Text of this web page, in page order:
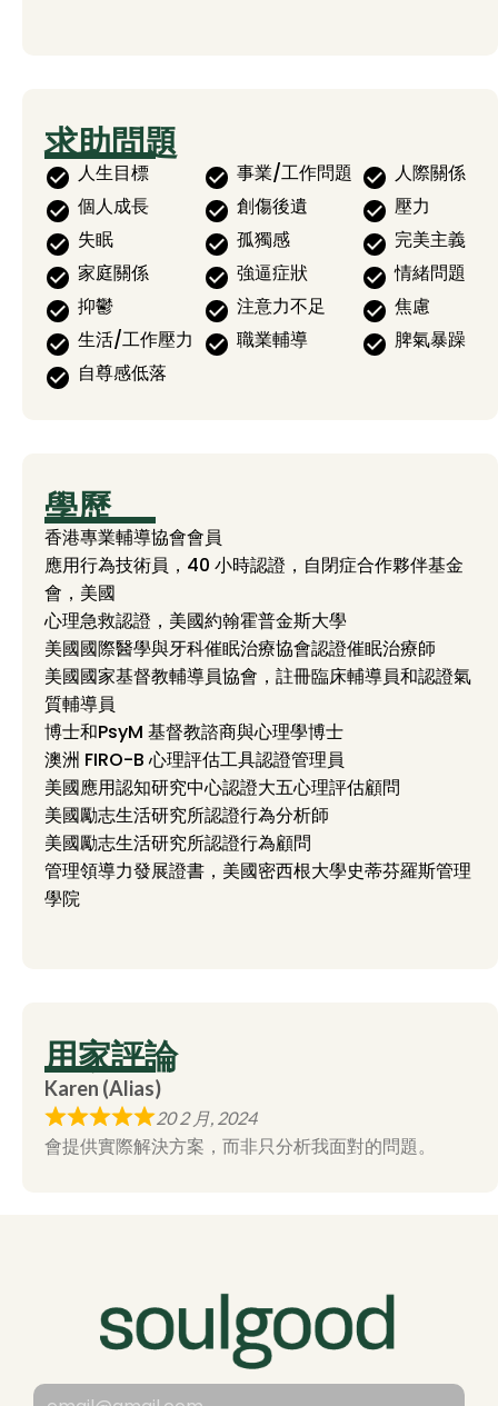
求助問題
人生目標 事業/工作問題
人際關係
個人成長
創傷後遺
壓力
失眠
孤獨感
完美主義
家庭關係
強逼症狀
情緒問題
抑鬱
注意力不足
焦慮
生活/工作壓力
職業輔導
脾氣暴躁
自尊感低落
學歷
香港專業輔導協會會員
應用行為技術員，40 小時認證，自閉症合作夥伴基金
會，美國
心理急救認證，美國約翰霍普金斯大學
美國國際醫學與牙科催眠治療協會認證催眠治療師
美國國家基督教輔導員協會，註冊臨床輔導員和認證氣
質輔導員
博士和PsyM 基督教諮商與心理學博士
澳洲 FIRO-B 心理評估工具認證管理員
美國應用認知研究中心認證大五心理評估顧問
美國勵志生活研究所認證行為分析師
美國勵志生活研究所認證行為顧問
管理領導力發展證書，美國密西根大學史蒂芬羅斯管理
學院
用家評論
Karen (Alias)
20 2 月, 2024
會提供實際解決方案，而非只分析我面對的問題。